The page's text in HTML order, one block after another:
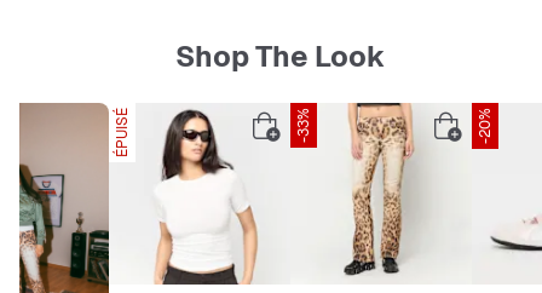
Shop The Look
ÉPUISÉ -33% -20%